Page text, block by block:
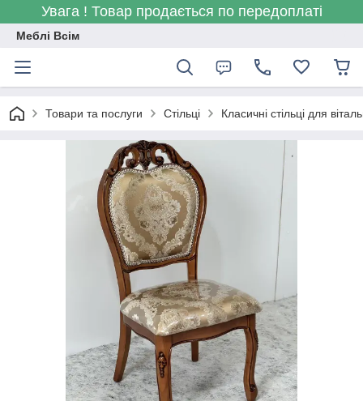
Увага ! Товар продається по передоплаті
Меблі Всім
Товари та послуги Стільці Класичні стільці для